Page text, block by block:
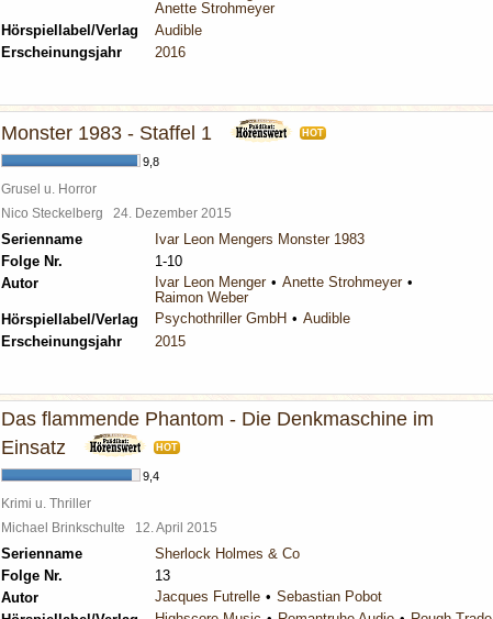
Anette Strohmeyer
Hörspiellabel/Verlag
Audible
Erscheinungsjahr
2016
Monster 1983 - Staffel 1 HOT
9,8
Grusel u. Horror
Nico Steckelberg 24. Dezember 2015
Serienname
Ivar Leon Mengers Monster 1983
Folge Nr.
1-10
Autor
Ivar Leon Menger
Anette Strohmeyer
Raimon Weber
Hörspiellabel/Verlag
Psychothriller GmbH
Audible
Erscheinungsjahr
2015
Das flammende Phantom - Die Denkmaschine im
Einsatz
HOT
9,4
Krimi u. Thriller
Michael Brinkschulte 12. April 2015
Serienname
Sherlock Holmes & Co
Folge Nr.
13
Autor
Jacques Futrelle
Sebastian Pobot